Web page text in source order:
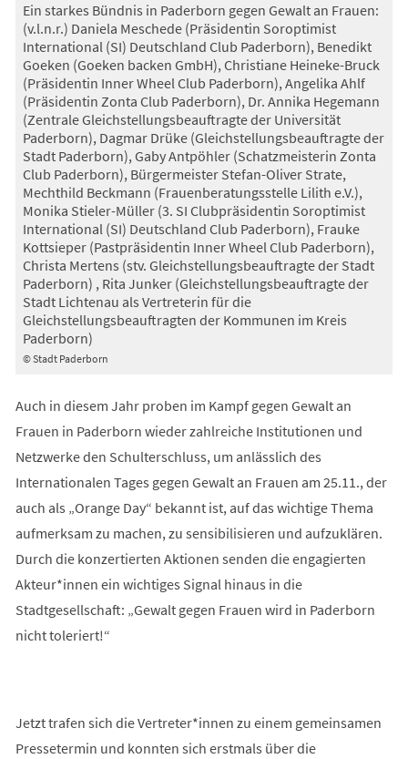
© Stadt Paderborn
Ein starkes Bündnis in Paderborn gegen Gewalt an Frauen:
(v.l.n.r.) Daniela Meschede (Präsidentin Soroptimist
International (SI) Deutschland Club Paderborn), Benedikt
Goeken (Goeken backen GmbH), Christiane Heineke-Bruck
(Präsidentin Inner Wheel Club Paderborn), Angelika Ahlf
(Präsidentin Zonta Club Paderborn), Dr. Annika Hegemann
(Zentrale Gleichstellungsbeauftragte der Universität
Paderborn), Dagmar Drüke (Gleichstellungsbeauftragte der
Stadt Paderborn), Gaby Antpöhler (Schatzmeisterin Zonta
Club Paderborn), Bürgermeister Stefan-Oliver Strate,
Mechthild Beckmann (Frauenberatungsstelle Lilith e.V.),
Monika Stieler-Müller (3. SI Clubpräsidentin Soroptimist
International (SI) Deutschland Club Paderborn), Frauke
Kottsieper (Pastpräsidentin Inner Wheel Club Paderborn),
Christa Mertens (stv. Gleichstellungsbeauftragte der Stadt
Paderborn) , Rita Junker (Gleichstellungsbeauftragte der
Stadt Lichtenau als Vertreterin für die
Gleichstellungsbeauftragten der Kommunen im Kreis
Paderborn)
Auch in diesem Jahr proben im Kampf gegen Gewalt an
Frauen in Paderborn wieder zahlreiche Institutionen und
Netzwerke den Schulterschluss, um anlässlich des
Internationalen Tages gegen Gewalt an Frauen am 25.11., der
auch als „Orange Day“ bekannt ist, auf das wichtige Thema
aufmerksam zu machen, zu sensibilisieren und aufzuklären.
Durch die konzertierten Aktionen senden die engagierten
Akteur*innen ein wichtiges Signal hinaus in die
Stadtgesellschaft: „Gewalt gegen Frauen wird in Paderborn
nicht toleriert!“
Jetzt trafen sich die Vertreter*innen zu einem gemeinsamen
Pressetermin und konnten sich erstmals über die